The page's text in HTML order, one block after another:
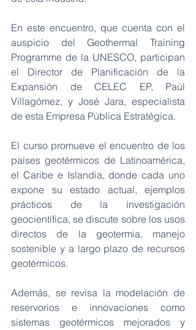
En este encuentro, que cuenta con el
auspicio del Geothermal Training
Programme de la UNESCO, participan
el Director de Planificación de la
Expansión de CELEC EP, Paúl
Villagómez, y José Jara, especialista
de esta Empresa Pública Estratégica.
El curso promueve el encuentro de los
países geotérmicos de Latinoamérica,
el Caribe e Islandia, donde cada uno
expone su estado actual, ejemplos
prácticos de la investigación
geocientífica, se discute sobre los usos
directos de la geotermia, manejo
sostenible y a largo plazo de recursos
geotérmicos.
Además, se revisa la modelación de
reservorios e innovaciones como
sistemas geotérmicos mejorados y